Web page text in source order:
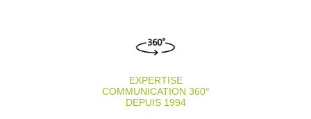
EXPERTISE
COMMUNICATION 360°
DEPUIS 1994